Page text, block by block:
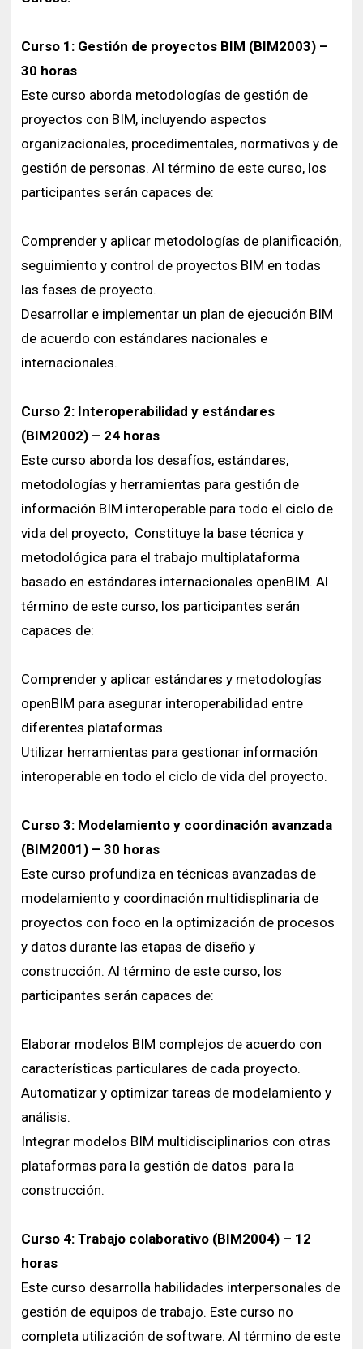
Curso 1: Gestión de proyectos BIM (BIM2003) –
30 horas
Este curso aborda metodologías de gestión de
proyectos con BIM, incluyendo aspectos
organizacionales, procedimentales, normativos y de
gestión de personas. Al término de este curso, los
participantes serán capaces de:
Comprender y aplicar metodologías de planificación,
seguimiento y control de proyectos BIM en todas
las fases de proyecto.
Desarrollar e implementar un plan de ejecución BIM
de acuerdo con estándares nacionales e
internacionales.
Curso 2: Interoperabilidad y estándares
(BIM2002) – 24 horas
Este curso aborda los desafíos, estándares,
metodologías y herramientas para gestión de
información BIM interoperable para todo el ciclo de
vida del proyecto, Constituye la base técnica y
metodológica para el trabajo multiplataforma
basado en estándares internacionales openBIM. Al
término de este curso, los participantes serán
capaces de:
Comprender y aplicar estándares y metodologías
openBIM para asegurar interoperabilidad entre
diferentes plataformas.
Utilizar herramientas para gestionar información
interoperable en todo el ciclo de vida del proyecto.
Curso 3: Modelamiento y coordinación avanzada
(BIM2001) – 30 horas
Este curso profundiza en técnicas avanzadas de
modelamiento y coordinación multidisplinaria de
proyectos con foco en la optimización de procesos
y datos durante las etapas de diseño y
construcción. Al término de este curso, los
participantes serán capaces de:
Elaborar modelos BIM complejos de acuerdo con
características particulares de cada proyecto.
Automatizar y optimizar tareas de modelamiento y
análisis.
Integrar modelos BIM multidisciplinarios con otras
plataformas para la gestión de datos para la
construcción.
Curso 4: Trabajo colaborativo (BIM2004) – 12
horas
Este curso desarrolla habilidades interpersonales de
gestión de equipos de trabajo. Este curso no
completa utilización de software. Al término de este